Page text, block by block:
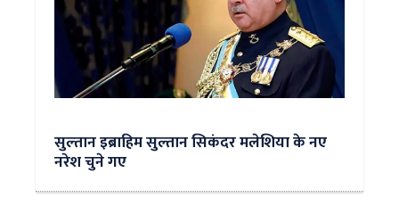
सुल्‍तान इब्राहिम सुल्तान सिकंदर मलेशिया के नए
नरेश चुने गए